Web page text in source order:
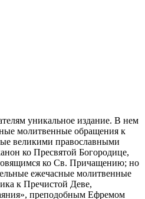
уникальное издание. В нем
молитвенные обращения к
великими православными
ко Пресвятой Богородице,
ко Св. Причащению; но
ежечасные молитвенные
к Пречистой Деве,
преподобным Ефремом